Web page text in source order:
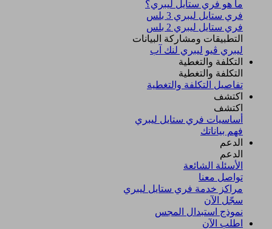
ما هو فري ستايل ليبري؟
فري ستايل ليبري 3 بلس​
فري ستايل ليبري 2 بلس​
التطبيقات ومشاركة البيانات
ليبري ڤيو ليبري لنك آب
التكلفة والتغطية
التكلفة والتغطية
تفاصيل التكلفة والتغطية
اكتشف​
اكتشف​
أساسيات فري ستايل ليبري
فهم بياناتك
الدعم
الدعم
الأسئلة الشائعة
تواصل معنا
مراكز خدمة فري ستايل ليبري
سجّل الآن​
نموذج استبدال المجس
اطلب الآن